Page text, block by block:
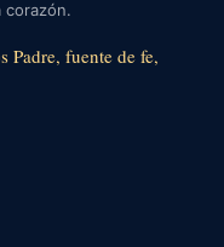
corazón.
Padre, fuente de fe,